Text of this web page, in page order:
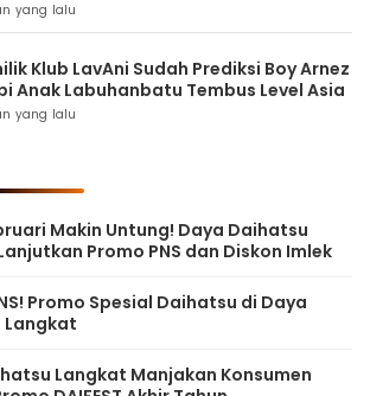
yang lalu
Klub LavAni Sudah Prediksi Boy Arnez
Anak Labuhanbatu Tembus Level Asia
yang lalu
Makin Untung! Daya Daihatsu
Promo PNS dan Diskon Imlek
Promo Spesial Daihatsu di Daya
Langkat
Langkat Manjakan Konsumen